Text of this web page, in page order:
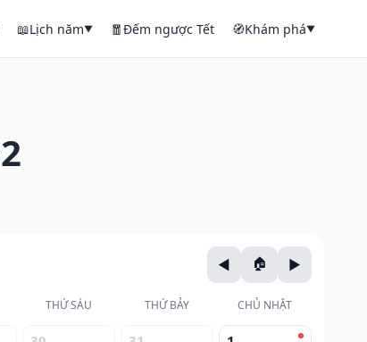
📖Lịch năm▼ 🧧Đếm ngược Tết 🧭Khám phá▼
THỨ SÁU THỨ BẢY CHỦ NHẬT